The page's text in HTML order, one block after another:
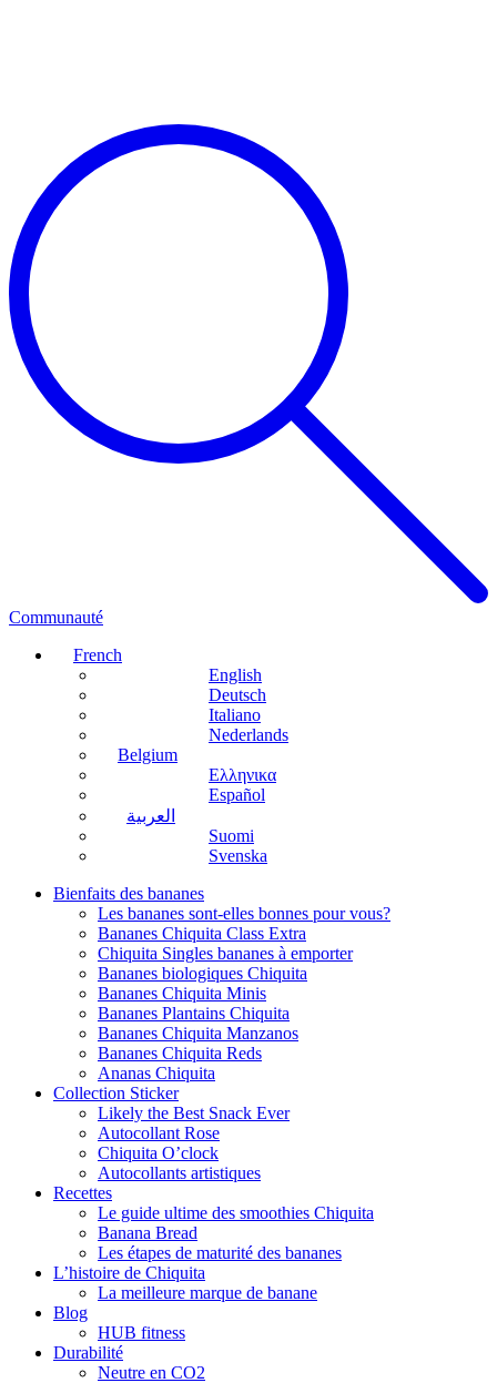
Communauté
French
English
Deutsch
Italiano
Nederlands
Belgium
Ελληνικα
Español
العربية
Suomi
Svenska
Bienfaits des bananes
Les bananes sont-elles bonnes pour vous?
Bananes Chiquita Class Extra
Chiquita Singles bananes à emporter
Bananes biologiques Chiquita
Bananes Chiquita Minis
Bananes Plantains Chiquita
Bananes Chiquita Manzanos
Bananes Chiquita Reds
Ananas Chiquita
Collection Sticker
Likely the Best Snack Ever
Autocollant Rose
Chiquita O’clock
Autocollants artistiques
Recettes
Le guide ultime des smoothies Chiquita
Banana Bread
Les étapes de maturité des bananes
L’histoire de Chiquita
La meilleure marque de banane
Blog
HUB fitness
Durabilité
Neutre en CO2